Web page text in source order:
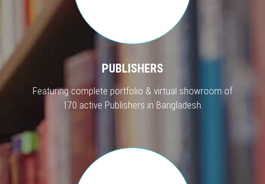
PUBLISHERS
Featuring complete portfolio & virtual showroom of
170 active Publishers in Bangladesh.